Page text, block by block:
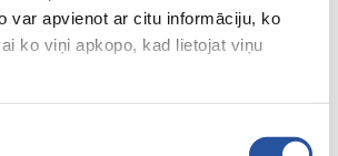
var apvienot ar citu informāciju, ko
ko viņi apkopo, kad lietojat viņu
kliendi rahulolu on meie
ja aia jaoks!